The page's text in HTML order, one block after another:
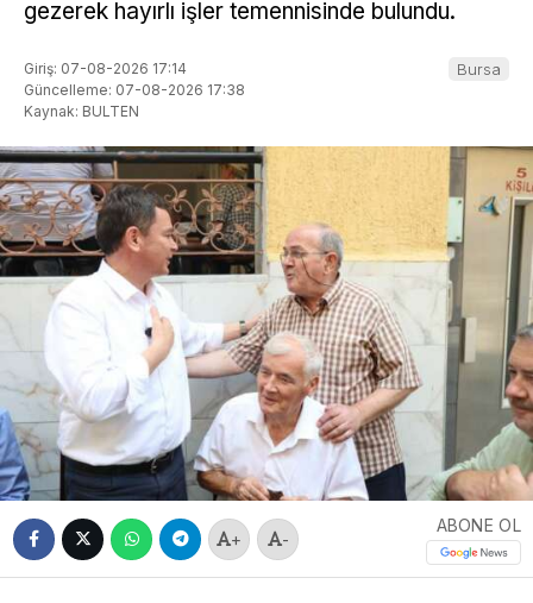
gezerek hayırlı işler temennisinde bulundu.
Giriş: 07-08-2026 17:14
Güncelleme: 07-08-2026 17:38
Kaynak: BULTEN
Bursa
+ -
ABONE OL